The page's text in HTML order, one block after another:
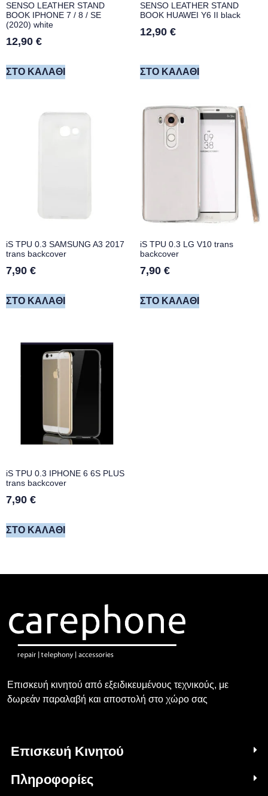
SENSO LEATHER STAND
BOOK IPHONE 7 / 8 / SE
(2020) white
12,90 €
ΣΤΟ ΚΑΛΆΘΙ
SENSO LEATHER STAND
BOOK HUAWEI Y6 II black
12,90 €
ΣΤΟ ΚΑΛΆΘΙ
iS TPU 0.3 SAMSUNG A3 2017
trans backcover
7,90 €
ΣΤΟ ΚΑΛΆΘΙ
iS TPU 0.3 LG V10 trans
backcover
7,90 €
ΣΤΟ ΚΑΛΆΘΙ
iS TPU 0.3 IPHONE 6 6S PLUS
trans backcover
7,90 €
ΣΤΟ ΚΑΛΆΘΙ
Επισκευή κινητού από εξειδικευμένους τεχνικούς, με
δωρεάν παραλαβή και αποστολή στο χώρο σας
Επισκευή Κινητού
Πληροφορίες